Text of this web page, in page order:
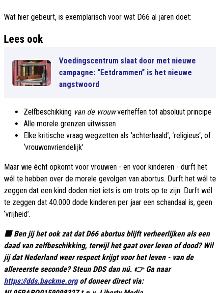
Wat hier gebeurt, is exemplarisch voor wat D66 al jaren doet:
Lees ook
Voedingscentrum slaat door met nieuwe
campagne: “Eetdrammen” is het nieuwe
angstwoord
Zelfbeschikking van de vrouwverheffen tot absoluut principe
Alle morele grenzen uitwissen
Elke kritische vraag wegzetten als ‘achterhaald’, ‘religieus’, of
‘vrouwonvriendelijk’
Maar wie écht opkomt voor vrouwen - en voor kinderen - durft het
wél te hebben over de morele gevolgen van abortus. Durft het wél te
zeggen dat een kind doden niet iets is om trots op te zijn. Durft wél
te zeggen dat 40.000 dode kinderen per jaar een schandaal is, geen
‘vrijheid’.
🟥 Ben jij het ook zat dat D66 abortus blijft verheerlijken als een
daad van zelfbeschikking, terwijl het gaat over leven of dood? Wil
jij dat Nederland weer respect krijgt voor het leven - van de
allereerste seconde? Steun DDS dan nú. 👉 Ga naar
https://dds.backme.orgof doneer direct via: